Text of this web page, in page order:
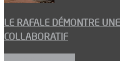
LE RAFALE DÉMONTRE
COLLABORATIF